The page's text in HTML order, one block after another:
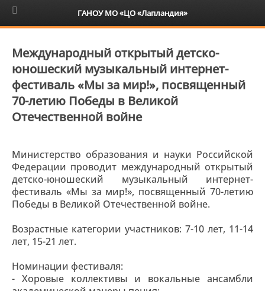
6+
Международный открытый детско-
юношеский музыкальный интернет-
фестиваль «Мы за мир!», посвященный
70-летию Победы в Великой
Отечественной войне
Министерство образования и науки Российской
Федерации проводит международный открытый
детско-юношеский музыкальный интернет-
фестиваль «Мы за мир!», посвященный 70-летию
Победы в Великой Отечественной войне.
Возрастные категории участников: 7-10 лет, 11-14
лет, 15-21 лет.
Номинации фестиваля:
- Хоровые коллективы и вокальные ансамбли
ГАНОУ МО «ЦО «Лапландия»